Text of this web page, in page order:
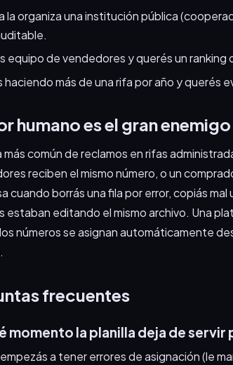
la organiza una institución pública
equipo de vendedores y querés un ranking
haciendo más de una rifa por año y querés
humano es el gran enemigo
más común de reclamos en rifas
reciben el mismo número, o un
cuando borrás una fila por error, copiás
estaban editando el mismo archivo. Una
números se asignan automáticamente
frecuentes
momento la planilla deja de
a tener errores de asignación (le